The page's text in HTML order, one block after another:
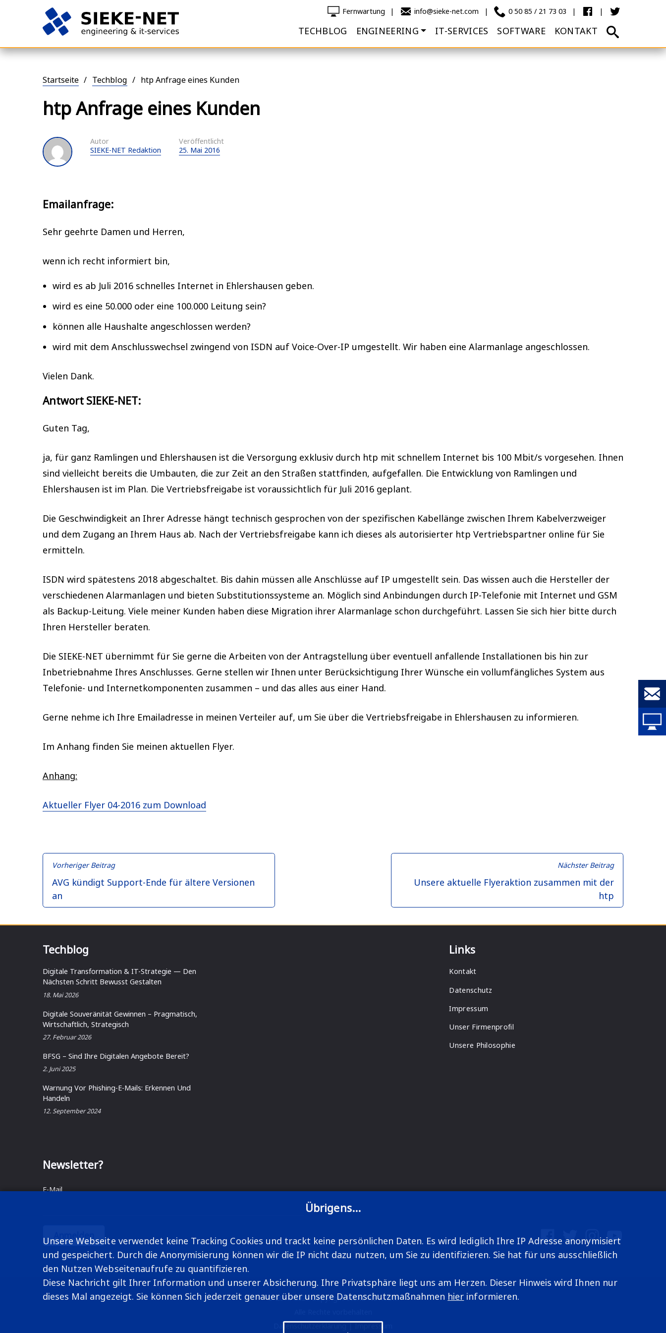
Springe
SIEKE-
engineering
it-
Fernwartung info@sieke-net.com 0 50 85 / 21 73 03 FacebookTwitter
TECHBLOG ENGINEERING IT-SERVICES SOFTWARE KONTAKT
Öffne
Startseite / Techblog / htp Anfrage eines Kunden
htp Anfrage eines Kunden
Autor
SIEKE-NET Redaktion
Veröffentlicht
25. Mai 2016
Emailanfrage:
Sehr geehrte Damen und Herren,
wenn ich recht informiert bin,
wird es ab Juli 2016 schnelles Internet in Ehlershausen geben.
wird es eine 50.000 oder eine 100.000 Leitung sein?
können alle Haushalte angeschlossen werden?
wird mit dem Anschlusswechsel zwingend von ISDN auf Voice-Over-IP umgestellt. Wir haben eine Alarmanlage angeschlossen.
Vielen Dank.
Antwort SIEKE-NET:
Guten Tag,
ja, für ganz Ramlingen und Ehlershausen ist die Versorgung exklusiv durch htp mit schnellem Internet bis 100 Mbit/s vorgesehen. Ihnen
sind vielleicht bereits die Umbauten, die zur Zeit an den Straßen stattfinden, aufgefallen. Die Entwicklung von Ramlingen und
Ehlershausen ist im Plan. Die Vertriebsfreigabe ist voraussichtlich für Juli 2016 geplant.
Die Geschwindigkeit an Ihrer Adresse hängt technisch gesprochen von der spezifischen Kabellänge zwischen Ihrem Kabelverzweiger
und dem Zugang an Ihrem Haus ab. Nach der Vertriebsfreigabe kann ich dieses als autorisierter htp Vertriebspartner online für Sie
ermitteln.
ISDN wird spätestens 2018 abgeschaltet. Bis dahin müssen alle Anschlüsse auf IP umgestellt sein. Das wissen auch die Hersteller der
verschiedenen Alarmanlagen und bieten Substitutionssysteme an. Möglich sind Anbindungen durch IP-Telefonie mit Internet und GSM
als Backup-Leitung. Viele meiner Kunden haben diese Migration ihrer Alarmanlage schon durchgeführt. Lassen Sie sich hier bitte durch
Ihren Hersteller beraten.
Die SIEKE-NET übernimmt für Sie gerne die Arbeiten von der Antragstellung über eventuell anfallende Installationen bis hin zur
Inbetriebnahme Ihres Anschlusses. Gerne stellen wir Ihnen unter Berücksichtigung Ihrer Wünsche ein vollumfängliches System aus
Telefonie- und Internetkomponenten zusammen – und das alles aus einer Hand.
Gerne nehme ich Ihre Emailadresse in meinen Verteiler auf, um Sie über die Vertriebsfreigabe in Ehlershausen zu informieren.
Im Anhang finden Sie meinen aktuellen Flyer.
Anhang:
Aktueller Flyer 04-2016 zum Download
Beitragsnavigation
Vorheriger BeitragVorheriger
Beitrag:
AVG kündigt Support-Ende für ältere Versionen
an
Nächster BeitragNächster
Unsere aktuelle Flyeraktion zusammen mit der
htp
Techblog
Digitale Transformation & IT-Strategie — Den
Nächsten Schritt Bewusst Gestalten
18. Mai 2026
Digitale Souveränität Gewinnen – Pragmatisch,
Wirtschaftlich, Strategisch
27. Februar 2026
BFSG – Sind Ihre Digitalen Angebote Bereit?
2. Juni 2025
Warnung Vor Phishing-E-Mails: Erkennen Und
Handeln
12. September 2024
Links
Kontakt
Datenschutz
Impressum
Unser Firmenprofil
Unsere Philosophie
Newsletter?
E-Mail
© 2018-2026 CopyrightSIEKE-NET.COM
Übrigens...
Unsere Webseite verwendet keine Tracking Cookies und trackt keine persönlichen Daten. Es wird lediglich Ihre IP Adresse anonymisiert
und gespeichert. Durch die Anonymisierung können wir die IP nicht dazu nutzen, um Sie zu identifizieren. Sie hat für uns ausschließlich
den Nutzen Webseitenaufrufe zu quantifizieren.
Diese Nachricht gilt Ihrer Information und unserer Absicherung. Ihre Privatsphäre liegt uns am Herzen. Dieser Hinweis wird Ihnen nur
dieses Mal angezeigt. Sie können Sich jederzeit genauer über unsere Datenschutzmaßnahmen hier informieren.